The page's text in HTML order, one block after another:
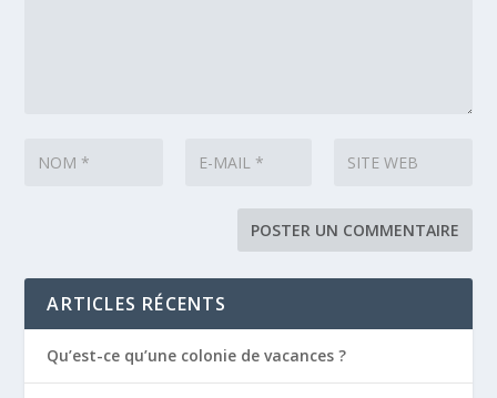
ARTICLES RÉCENTS
Qu’est-ce qu’une colonie de vacances ?